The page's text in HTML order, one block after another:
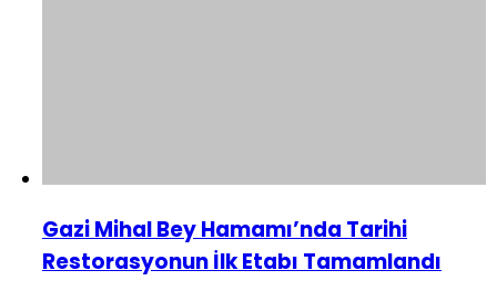
Gazi Mihal Bey Hamamı’nda Tarihi
Restorasyonun İlk Etabı Tamamlandı